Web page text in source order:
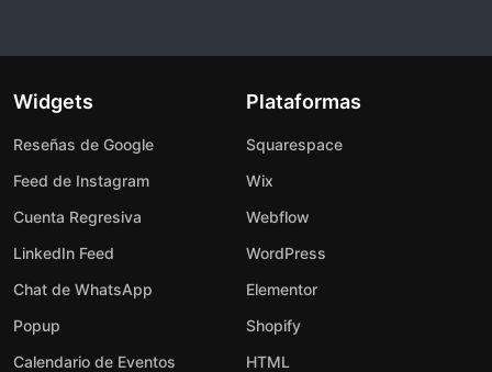
Widgets
Reseñas de Google
Feed de Instagram
Cuenta Regresiva
LinkedIn Feed
Chat de WhatsApp
Popup
Calendario de Eventos
Plataformas
Squarespace
Wix
Webflow
WordPress
Elementor
Shopify
HTML